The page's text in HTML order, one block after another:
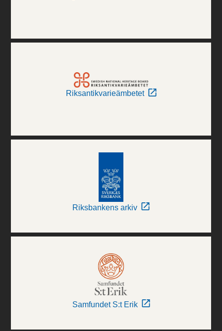
Riksantikvarieämbetet
Riksbankens arkiv
Samfundet S:t Erik